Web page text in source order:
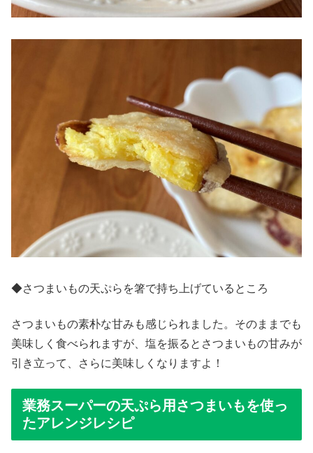
◆さつまいもの天ぷらを箸で持ち上げているところ
さつまいもの素朴な甘みも感じられました。そのままでも
美味しく食べられますが、塩を振るとさつまいもの甘みが
引き立って、さらに美味しくなりますよ！
業務スーパーの天ぷら用さつまいもを使っ
たアレンジレシピ